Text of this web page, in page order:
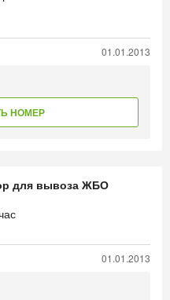
01.01.2013
НОМЕР
для вывоза ЖБО
01.01.2013